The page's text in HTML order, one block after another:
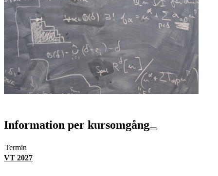
Information per kursomgång
Termin
VT 2027